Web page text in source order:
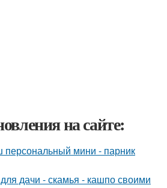
на сайте:
персональный мини - парник
дачи - скамья - кашпо своими